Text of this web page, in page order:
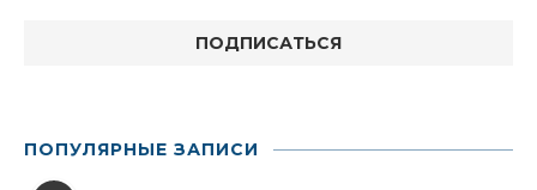
ПОПУЛЯРНЫЕ ЗАПИСИ